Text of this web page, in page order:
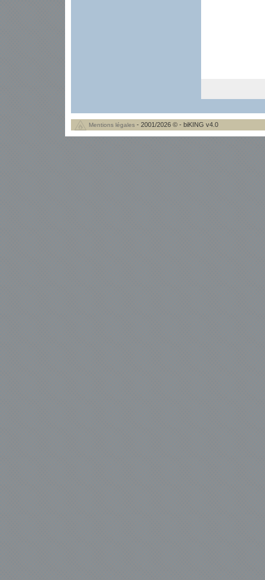
Mentions légales - 2001/2026 © - biKING v4.0